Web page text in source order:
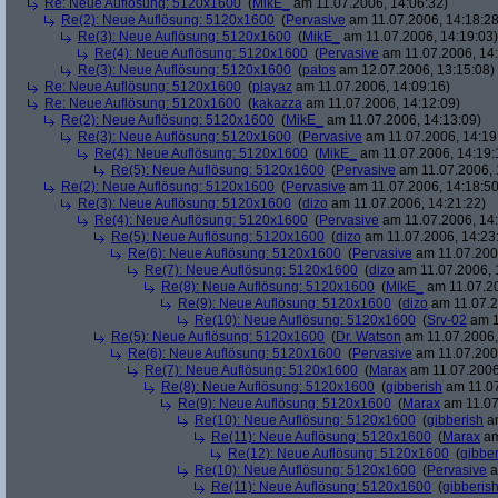
Re: Neue Auflösung: 5120x1600 (MikE_
am 11.07.2006, 14:06:32)
Re(2): Neue Auflösung: 5120x1600 (Pervasive am 11.07.2006,
Re(3): Neue Auflösung: 5120x1600 (MikE_
am 11.07.2006, 14:19:03)
Re(4): Neue Auflösung: 5120x1600 (Pervasive am 11.07.2006,
Re(3): Neue Auflösung: 5120x1600 (patos am 12.07.2006, 13:15:08)
Re: Neue Auflösung: 5120x1600 (playaz am 11.07.2006, 14:09:16)
Re: Neue Auflösung: 5120x1600 (kakazza am 11.07.2006, 14:12:09)
Re(2): Neue Auflösung: 5120x1600 (MikE_
am 11.07.2006, 14:13:09)
Re(3): Neue Auflösung: 5120x1600 (Pervasive am 11.07.2006,
Re(4): Neue Auflösung: 5120x1600 (MikE_
am 11.07.2006,
Re(5): Neue Auflösung: 5120x1600 (Pervasive am 11.07.2006,
Re(2): Neue Auflösung: 5120x1600 (Pervasive am 11.07.2006,
Re(3): Neue Auflösung: 5120x1600 (dizo am 11.07.2006, 14:21:22)
Re(4): Neue Auflösung: 5120x1600 (Pervasive am 11.07.2006,
Re(5): Neue Auflösung: 5120x1600 (dizo am 11.07.2006,
Re(6): Neue Auflösung: 5120x1600 (Pervasive am
Re(7): Neue Auflösung: 5120x1600 (dizo am 11.07.2006,
Re(8): Neue Auflösung: 5120x1600 (MikE_
am
Re(9): Neue Auflösung: 5120x1600 (dizo am
Re(10): Neue Auflösung: 5120x1600 (Srv-02 am
Re(5): Neue Auflösung: 5120x1600 (Dr. Watson am
Re(6): Neue Auflösung: 5120x1600 (Pervasive am
Re(7): Neue Auflösung: 5120x1600 (Marax am
Re(8): Neue Auflösung: 5120x1600 (gibberish am
Re(9): Neue Auflösung: 5120x1600 (Marax am
Re(10): Neue Auflösung: 5120x1600 (gibberish
Re(11): Neue Auflösung: 5120x1600 (Marax
Re(12): Neue Auflösung: 5120x1600 (
Re(10): Neue Auflösung: 5120x1600 (Pervasive
Re(11): Neue Auflösung: 5120x1600 (gibberish